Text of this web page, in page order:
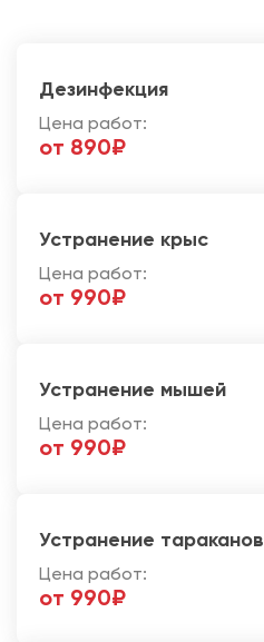
Дезинфекция
Цена работ:
от 890₽
Устранение крыс
Цена работ:
от 990₽
Устранение мышей
Цена работ:
от 990₽
Устранение тараканов
Цена работ:
от 990₽